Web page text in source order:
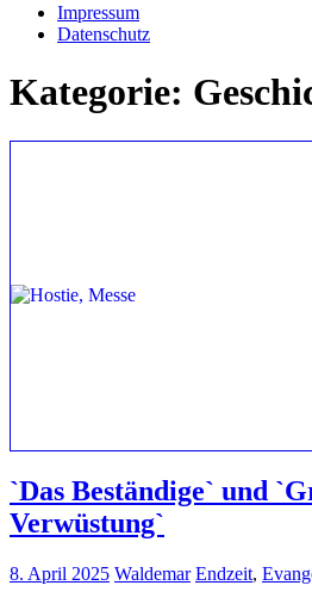
Impressum
Datenschutz
Kategorie:
`Das Beständige` und
Verwüstung`
8. April 2025 Waldemar Endzeit,